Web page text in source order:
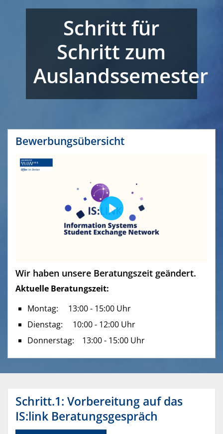
Schritt für
Schritt zum
Auslandssemester
Bewerbungsübersicht
u
t
e
e
s
P
l
Wir haben unsere Beratungszeit geändert.
Aktuelle Beratungszeit:
Montag: 13:00 - 15:00 Uhr
Dienstag: 10:00 - 12:00 Uhr
Donnerstag: 13:00 - 15:00 Uhr
Schritt.1: Vorbereitung auf das
IS:link Beratungsgespräch